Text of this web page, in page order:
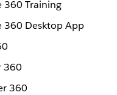
360 Training
360 Desktop App
360
360